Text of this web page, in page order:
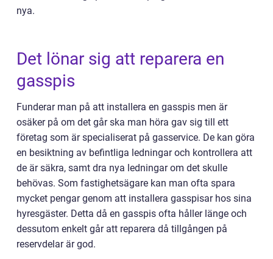
nya.
Det lönar sig att reparera en
gasspis
Funderar man på att installera en gasspis men är
osäker på om det går ska man höra gav sig till ett
företag som är specialiserat på gasservice. De kan göra
en besiktning av befintliga ledningar och kontrollera att
de är säkra, samt dra nya ledningar om det skulle
behövas. Som fastighetsägare kan man ofta spara
mycket pengar genom att installera gasspisar hos sina
hyresgäster. Detta då en gasspis ofta håller länge och
dessutom enkelt går att reparera då tillgången på
reservdelar är god.